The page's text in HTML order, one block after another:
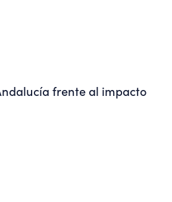
frente al impacto